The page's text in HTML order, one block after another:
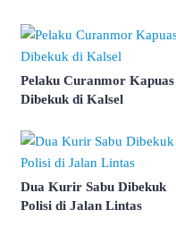
Pelaku Curanmor Kapuas
Dibekuk di Kalsel
Dua Kurir Sabu Dibekuk
Polisi di Jalan Lintas